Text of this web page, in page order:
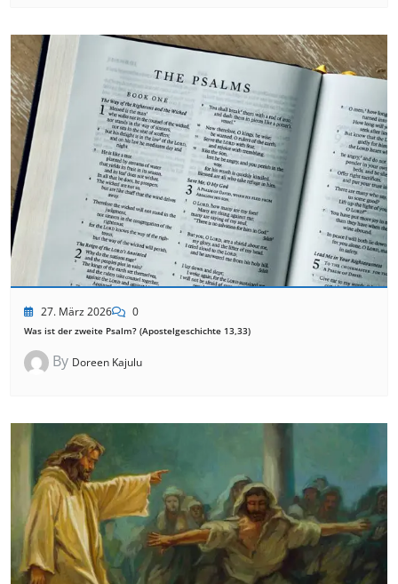
27. März 2026 0
Was ist der zweite Psalm? (Apostelgeschichte 13,33)
By Doreen Kajulu